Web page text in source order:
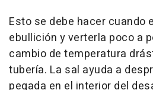
Esto se debe hacer cuando
ebullición y verterla poco a
cambio de temperatura
tubería. La sal ayuda a
pegada en el interior del